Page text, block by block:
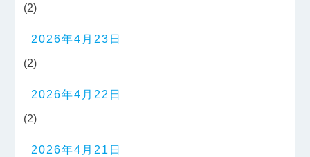
(2)
2026年4月23日
(2)
2026年4月22日
(2)
2026年4月21日